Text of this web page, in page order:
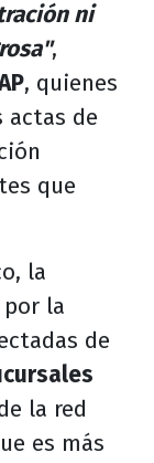
ni
,
, quienes
actas de
que
la
la
de
la red
es más